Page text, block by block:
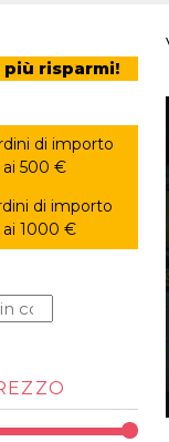
risparmi!
di importo
500 €
di importo
1000 €